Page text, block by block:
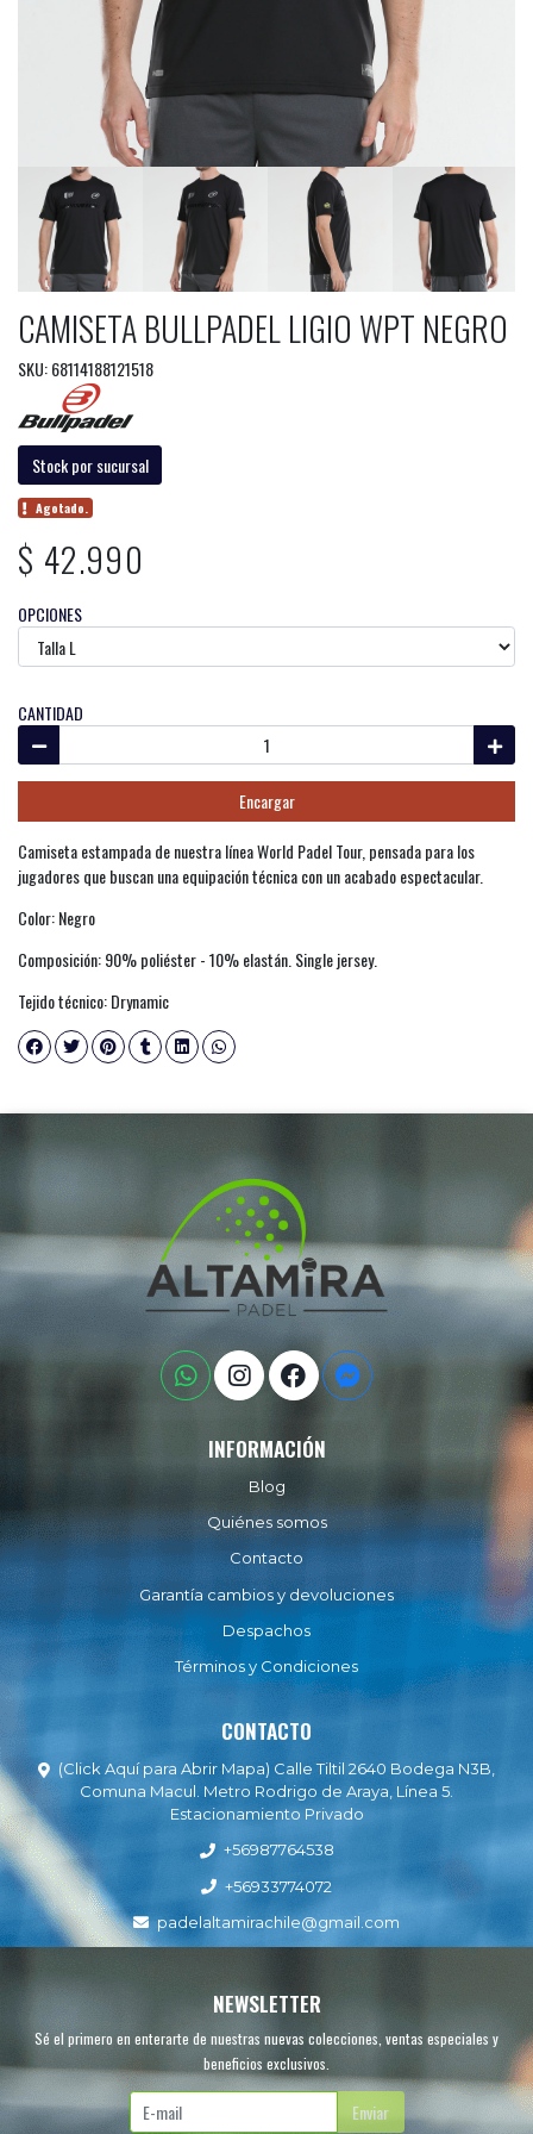
CAMISETA BULLPADEL LIGIO WPT NEGRO
SKU: 68114188121518
Stock por sucursal
Agotado.
$ 42.990
OPCIONES
CANTIDAD
Encargar
Camiseta estampada de nuestra línea World Padel Tour, pensada para los
jugadores que buscan una equipación técnica con un acabado espectacular.
Color: Negro
Composición: 90% poliéster - 10% elastán. Single jersey.
Tejido técnico: Drynamic
INFORMACIÓN
Blog
Quiénes somos
Contacto
Garantía cambios y devoluciones
Despachos
Términos y Condiciones
CONTACTO
(Click Aquí para Abrir Mapa) Calle Tiltil 2640 Bodega N3B,
Comuna Macul. Metro Rodrigo de Araya, Línea 5.
Estacionamiento Privado
+56987764538
+56933774072
padelaltamirachile@gmail.com
NEWSLETTER
Sé el primero en enterarte de nuestras nuevas colecciones, ventas especiales y
beneficios exclusivos.
Enviar